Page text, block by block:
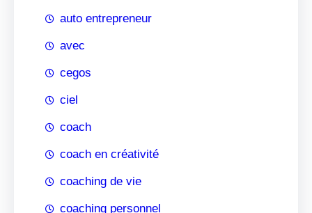
auto entrepreneur
avec
cegos
ciel
coach
coach en créativité
coaching de vie
coaching personnel